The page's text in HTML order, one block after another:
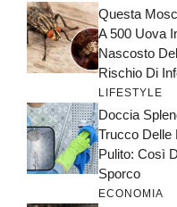
Questa
A 500 Uova
Nascosto
Rischio Di
LIFESTYLE
Doccia
Trucco Delle
Pulito: Così
Sporco
ECONOMIA